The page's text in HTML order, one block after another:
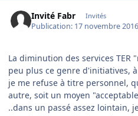
Invité Fabr Invités
Publication: 17 novembre
La diminution des services
peu plus ce genre d'initiatives,
je me refuse à titre personnel,
autre, soit un moyen
..dans un passé assez lointain,